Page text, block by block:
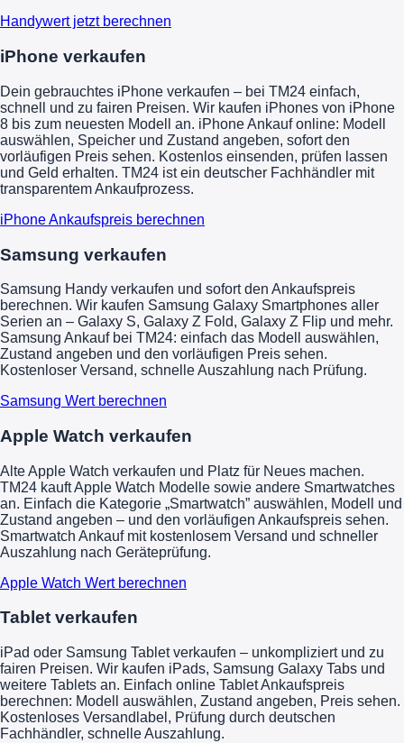
Handywert jetzt berechnen
iPhone verkaufen
Dein gebrauchtes iPhone verkaufen – bei TM24 einfach,
schnell und zu fairen Preisen. Wir kaufen iPhones von iPhone
8 bis zum neuesten Modell an. iPhone Ankauf online: Modell
auswählen, Speicher und Zustand angeben, sofort den
vorläufigen Preis sehen. Kostenlos einsenden, prüfen lassen
und Geld erhalten. TM24 ist ein deutscher Fachhändler mit
transparentem Ankaufprozess.
iPhone Ankaufspreis berechnen
Samsung verkaufen
Samsung Handy verkaufen und sofort den Ankaufspreis
berechnen. Wir kaufen Samsung Galaxy Smartphones aller
Serien an – Galaxy S, Galaxy Z Fold, Galaxy Z Flip und mehr.
Samsung Ankauf bei TM24: einfach das Modell auswählen,
Zustand angeben und den vorläufigen Preis sehen.
Kostenloser Versand, schnelle Auszahlung nach Prüfung.
Samsung Wert berechnen
Apple Watch verkaufen
Alte Apple Watch verkaufen und Platz für Neues machen.
TM24 kauft Apple Watch Modelle sowie andere Smartwatches
an. Einfach die Kategorie „Smartwatch” auswählen, Modell und
Zustand angeben – und den vorläufigen Ankaufspreis sehen.
Smartwatch Ankauf mit kostenlosem Versand und schneller
Auszahlung nach Geräteprüfung.
Apple Watch Wert berechnen
Tablet verkaufen
iPad oder Samsung Tablet verkaufen – unkompliziert und zu
fairen Preisen. Wir kaufen iPads, Samsung Galaxy Tabs und
weitere Tablets an. Einfach online Tablet Ankaufspreis
berechnen: Modell auswählen, Zustand angeben, Preis sehen.
Kostenloses Versandlabel, Prüfung durch deutschen
Fachhändler, schnelle Auszahlung.